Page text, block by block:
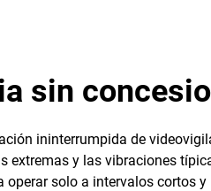
sin
ininterrumpida de
y las vibraciones
solo a intervalos cortos